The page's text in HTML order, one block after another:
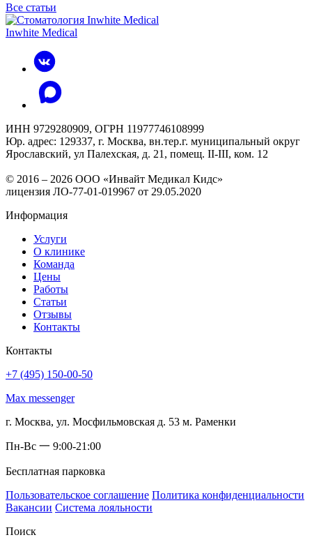
Все статьи
Inwhite Medical
ИНН 9729280909, ОГРН 11977746108999
Юр. адрес: 129337, г. Москва, вн.тер.г. муниципальный округ
Ярославский, ул Палехская, д. 21, помещ. II-III, ком. 12
© 2016 – 2026 ООО «Инвайт Медикал Кидс»
лицензия ЛО-77-01-019967 от 29.05.2020
Информация
Услуги
О клинике
Команда
Цены
Работы
Статьи
Отзывы
Контакты
Контакты
+7 (495) 150-00-50
Max messenger
г. Москва, ул. Мосфильмовская д. 53 м. Раменки
Пн-Вс 一 9:00-21:00
Бесплатная парковка
Пользовательское соглашение Политика конфиденциальности
Вакансии Система лояльности
Поиск